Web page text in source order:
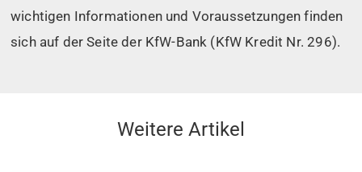
wichtigen Informationen und Voraussetzungen finden
sich auf der Seite der KfW-Bank (KfW Kredit Nr. 296).
Weitere Artikel